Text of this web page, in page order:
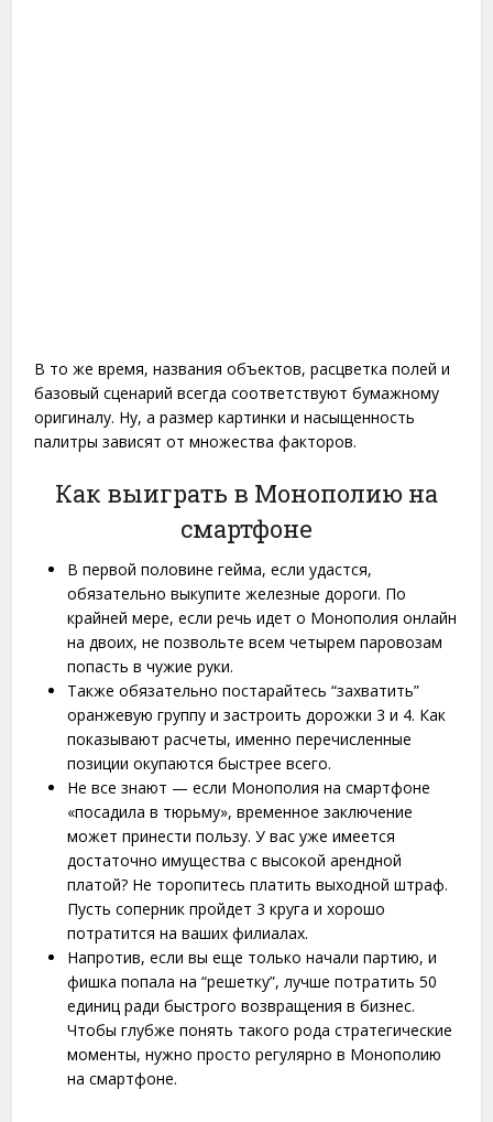
В то же время, названия объектов, расцветка полей и
базовый сценарий всегда соответствуют бумажному
оригиналу. Ну, а размер картинки и насыщенность
палитры зависят от множества факторов.
Как выиграть в Монополию на
смартфоне
В первой половине гейма, если удастся,
обязательно выкупите железные дороги. По
крайней мере, если речь идет о Монополия онлайн
на двоих, не позвольте всем четырем паровозам
попасть в чужие руки.
Также обязательно постарайтесь “захватить”
оранжевую группу и застроить дорожки 3 и 4. Как
показывают расчеты, именно перечисленные
позиции окупаются быстрее всего.
Не все знают — если Монополия на смартфоне
«посадила в тюрьму», временное заключение
может принести пользу. У вас уже имеется
достаточно имущества с высокой арендной
платой? Не торопитесь платить выходной штраф.
Пусть соперник пройдет 3 круга и хорошо
потратится на ваших филиалах.
Напротив, если вы еще только начали партию, и
фишка попала на “решетку”, лучше потратить 50
единиц ради быстрого возвращения в бизнес.
Чтобы глубже понять такого рода стратегические
моменты, нужно просто регулярно в Монополию
на смартфоне.